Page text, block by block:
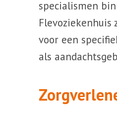
specialismen
Flevoziekenhuis
voor een
als